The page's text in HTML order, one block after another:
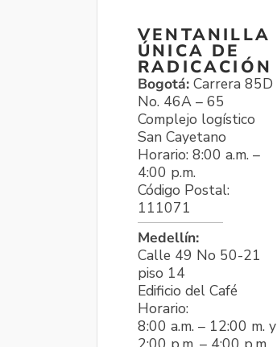
VENTANILLA
ÚNICA DE
RADICACIÓN
Bogotá: Carrera 85D
No. 46A – 65
Complejo logístico
San Cayetano
Horario: 8:00 a.m. –
4:00 p.m.
Código Postal:
111071
Medellín:
Calle 49 No 50-21
piso 14
Edificio del Café
Horario:
8:00 a.m. – 12:00 m. y